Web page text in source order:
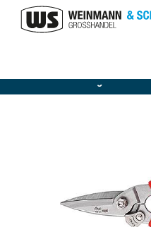
Cisailles multi-usage